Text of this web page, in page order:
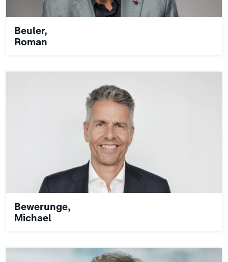
Beuler,
Roman
Bewerunge,
Michael